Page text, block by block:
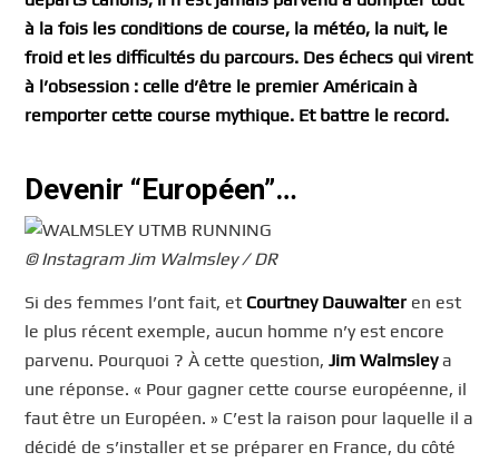
à la fois les conditions de course, la météo, la nuit, le
froid et les difficultés du parcours. Des échecs qui virent
à l’obsession : celle d’être le premier Américain à
remporter cette course mythique. Et battre le record.
Devenir “Européen”…
© Instagram Jim Walmsley / DR
Si des femmes l’ont fait, et Courtney Dauwalter en est
le plus récent exemple, aucun homme n’y est encore
parvenu. Pourquoi ? À cette question,Jim Walmsleya
une réponse. « Pour gagner cette course européenne, il
faut être un Européen. » C’est la raison pour laquelle il a
décidé de s’installer et se préparer en France, du côté